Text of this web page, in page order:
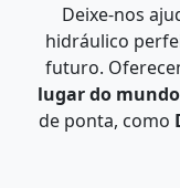
Deixe-nos
hidráulico
futuro.
lugar do mundo
de ponta, como